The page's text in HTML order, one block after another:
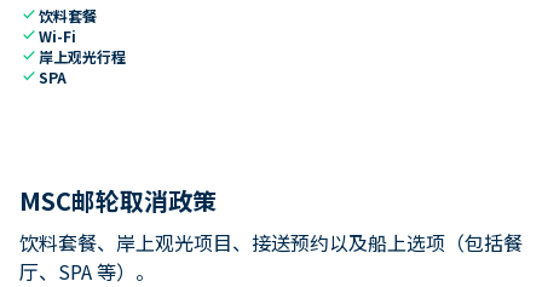
check饮料套餐
checkWi-Fi
check 岸上观光行程
checkSPA
MSC邮轮取消政策
饮料套餐、岸上观光项目、接送预约以及船上选项（包括餐
厅、SPA 等）。